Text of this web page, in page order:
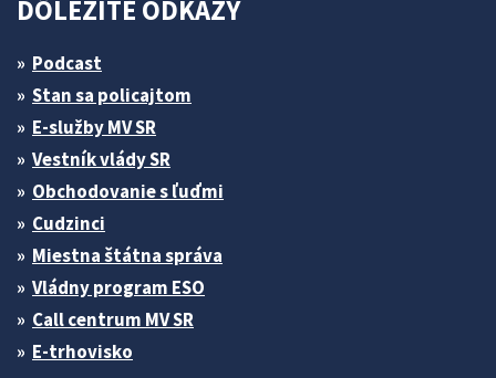
DÔLEŽITÉ ODKAZY
Podcast
Stan sa policajtom
E-služby MV SR
Vestník vlády SR
Obchodovanie s ľuďmi
Cudzinci
Miestna štátna správa
Vládny program ESO
Call centrum MV SR
E-trhovisko